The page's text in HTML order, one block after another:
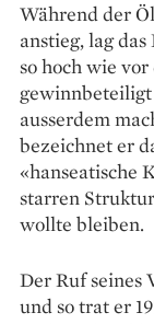
Während der
anstieg, lag
so hoch wie
ausserdem
bezeichnet er
«hanseatische
starren
wollte bleiben.
Der Ruf seines
und so trat er